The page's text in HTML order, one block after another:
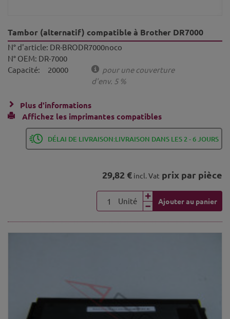
Tambor (alternatif) compatible à Brother DR7000
N° d'article: DR-BRODR7000noco
N° OEM: DR-7000
Capacité:
20000
pour une couverture
d'env. 5 %
Plus d'informations
Affichez les imprimantes compatibles
DÉLAI DE LIVRAISON:LIVRAISON DANS LES 2 - 6 JOURS
29,82 € incl. Vat prix par pièce
Unité Ajouter au panier